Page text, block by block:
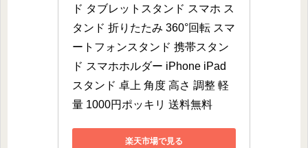
ド タブレットスタンド スマホ ス
タンド 折りたたみ 360°回転 スマ
ートフォンスタンド 携帯スタン
ド スマホホルダー iPhone iPad
スタンド 卓上 角度 高さ 調整 軽
量 1000円ポッキリ 送料無料
楽天市場で見る